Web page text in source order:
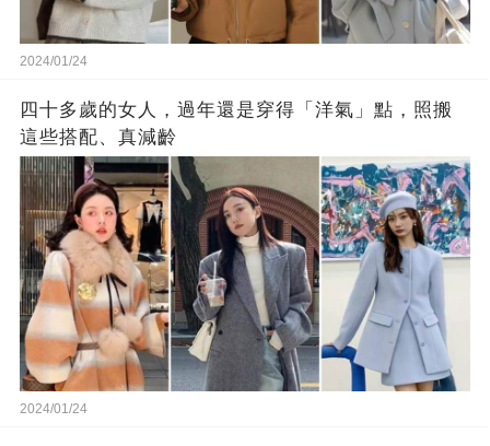
2024/01/24
四十多歲的女人，過年還是穿得「洋氣」點，照搬
這些搭配、真減齡
2024/01/24